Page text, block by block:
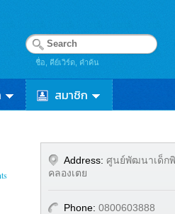
ชื่อ, คีย์เวิร์ด, คำค้น
สมาชิก
Address: ศูนย์พัฒนาเด็ก
คลองเตย
Phone: 0800603888